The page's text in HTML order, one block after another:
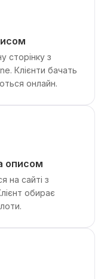
сторінку з
Клієнти бачать
онлайн.
описом
на сайті з
обирає